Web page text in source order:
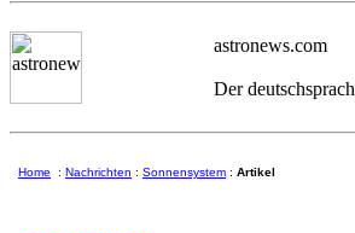
astronews.com
Der
Home : Nachrichten : Sonnensystem : Artikel